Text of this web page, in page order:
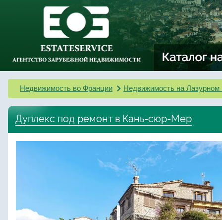
Недвижимость во Франции Недвижимость на Лазурном
Дуплекс под ремонт в Кань-сюр-Мер